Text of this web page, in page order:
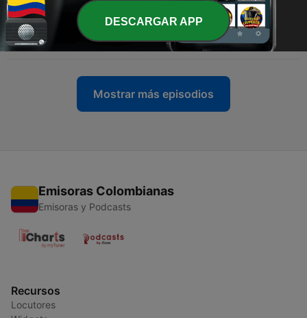
583 - Ciclovía en Tlalpan: del reconocimiento ciclista a
la crítica vecinal
26 mar. 2026
Mostrar más episodios
Emisoras Colombianas
Emisoras y Podcasts
Recursos
Locutores
DESCARGAR APP